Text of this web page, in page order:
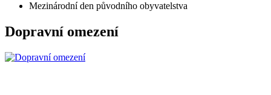
Mezinárodní den původního obyvatelstva
Dopravní omezení